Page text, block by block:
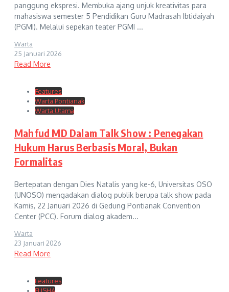
panggung ekspresi. Membuka ajang unjuk kreativitas para
mahasiswa semester 5 Pendidikan Guru Madrasah Ibtidaiyah
(PGMI). Melalui sepekan teater PGMI ...
Warta
25 Januari 2026
Read More
Features
Warta Pontianak
Warta Utama
Mahfud MD Dalam Talk Show : Penegakan
Hukum Harus Berbasis Moral, Bukan
Formalitas
Bertepatan dengan Dies Natalis yang ke-6, Universitas OSO
(UNOSO) mengadakan dialog publik berupa talk show pada
Kamis, 22 Januari 2026 di Gedung Pontianak Convention
Center (PCC). Forum dialog akadem...
Warta
23 Januari 2026
Read More
Features
FUSHA